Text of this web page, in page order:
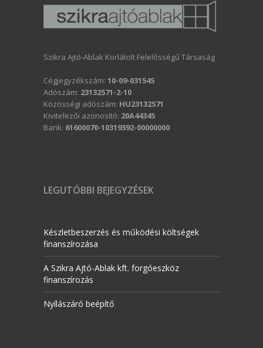
Szikra Ajtó-Ablak Korlátolt Felelősségű Társaság
Cégjegyzékszám: 10-09-031545
Adószám: 23132571-2-10
Közösségi adószám: HU23132571
Kivitelezői azonosító: 20A44345
Bank: 61600070-10319392-00000000
LEGUTÓBBI BEJEGYZÉSEK
Készletbeszerzés és működési költségek
finanszírozása
A Szikra Ajtó-Ablak kft. forgóeszköz
finanszírozás
Nyílászáró beépítő